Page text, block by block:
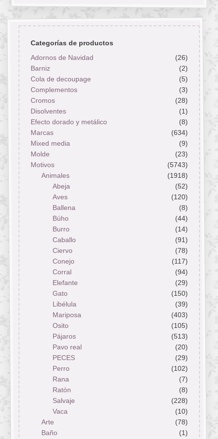
Categorías de productos
Adornos de Navidad
(26)
Barniz
(2)
Cola de decoupage
(5)
Complementos
(3)
Cromos
(28)
Disolventes
(1)
Efecto dorado y metálico
(8)
Marcas
(634)
Mixed media
(9)
Molde
(23)
Motivos
(5743)
Animales
(1918)
Abeja
(52)
Aves
(120)
Ballena
(8)
Búho
(44)
Burro
(14)
Caballo
(91)
Ciervo
(78)
Conejo
(117)
Corral
(94)
Elefante
(29)
Gato
(150)
Libélula
(39)
Mariposa
(403)
Osito
(105)
Pájaros
(513)
Pavo real
(20)
PECES
(29)
Perro
(102)
Rana
(7)
Ratón
(8)
Salvaje
(228)
Vaca
(10)
Arte
(78)
Baño
(1)